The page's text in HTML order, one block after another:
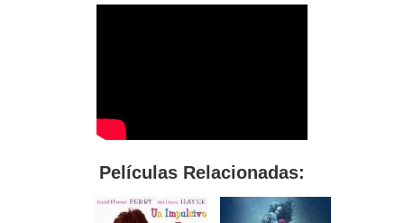
Películas Relacionadas: